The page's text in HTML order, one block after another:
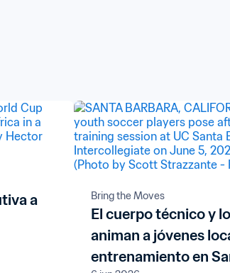
a
Bring the Moves
El cuerpo técnico y
animan a jóvenes
entrenamiento en